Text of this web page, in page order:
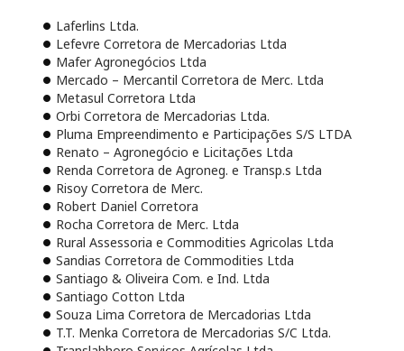
Laferlins Ltda.
Lefevre Corretora de Mercadorias Ltda
Mafer Agronegócios Ltda
Mercado – Mercantil Corretora de Merc. Ltda
Metasul Corretora Ltda
Orbi Corretora de Mercadorias Ltda.
Pluma Empreendimento e Participações S/S LTDA
Renato – Agronegócio e Licitações Ltda
Renda Corretora de Agroneg. e Transp.s Ltda
Risoy Corretora de Merc.
Robert Daniel Corretora
Rocha Corretora de Merc. Ltda
Rural Assessoria e Commodities Agricolas Ltda
Sandias Corretora de Commodities Ltda
Santiago & Oliveira Com. e Ind. Ltda
Santiago Cotton Ltda
Souza Lima Corretora de Mercadorias Ltda
T.T. Menka Corretora de Mercadorias S/C Ltda.